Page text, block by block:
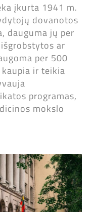
įkurta 1941 m.
dovanotos
dauguma jų per
ar
per 500
ir teikia
programas,
mokslo